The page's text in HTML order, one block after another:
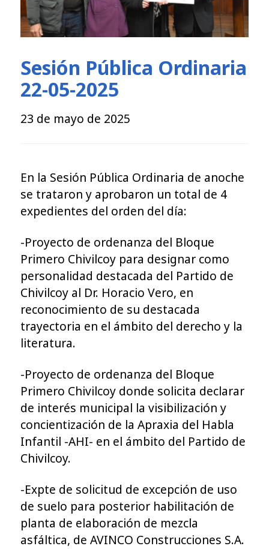
Sesión Pública Ordinaria
22-05-2025
23 de mayo de 2025
En la Sesión Pública Ordinaria de anoche
se trataron y aprobaron un total de 4
expedientes del orden del día:
-Proyecto de ordenanza del Bloque
Primero Chivilcoy para designar como
personalidad destacada del Partido de
Chivilcoy al Dr. Horacio Vero, en
reconocimiento de su destacada
trayectoria en el ámbito del derecho y la
literatura.
-Proyecto de ordenanza del Bloque
Primero Chivilcoy donde solicita declarar
de interés municipal la visibilización y
concientización de la Apraxia del Habla
Infantil -AHI- en el ámbito del Partido de
Chivilcoy.
-Expte de solicitud de excepción de uso
de suelo para posterior habilitación de
planta de elaboración de mezcla
asfáltica, de AVINCO Construcciones S.A.